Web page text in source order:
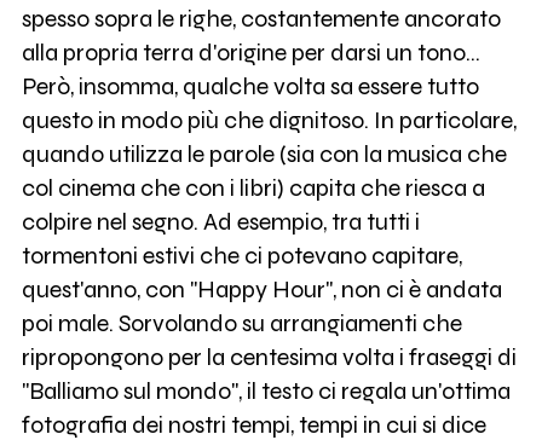
spesso sopra le righe, costantemente ancorato
alla propria terra d'origine per darsi un tono…
Però, insomma, qualche volta sa essere tutto
questo in modo più che dignitoso. In particolare,
quando utilizza le parole (sia con la musica che
col cinema che con i libri) capita che riesca a
colpire nel segno. Ad esempio, tra tutti i
tormentoni estivi che ci potevano capitare,
quest'anno, con "Happy Hour", non ci è andata
poi male. Sorvolando su arrangiamenti che
ripropongono per la centesima volta i fraseggi di
"Balliamo sul mondo", il testo ci regala un'ottima
fotografia dei nostri tempi, tempi in cui si dice